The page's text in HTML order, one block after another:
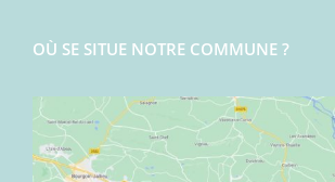
OÙ SE SITUE NOTRE COMMUNE ?